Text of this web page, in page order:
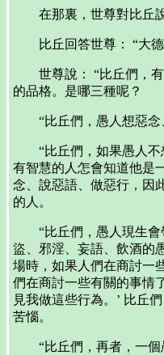
在那裏，世尊對比丘說
比丘回答世尊： “大德
世尊說： “比丘們，有
的品格。是哪三種呢？
“比丘們，愚人想惡念
“比丘們，如果愚人不
有智慧的人怎會知道他是
念、說惡語、做惡行，因
的人。
“比丘們，愚人現生會
盜、邪淫、妄語、飲酒的
場時，如果人們在商討一
們在商討一些有關的事情
見我做這些行為。’ 比丘
苦惱。
“比丘們，再者，一個